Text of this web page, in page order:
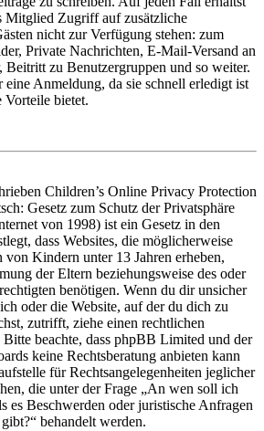
Mitglied Zugriff auf zusätzliche
nicht zur Verfügung stehen: zum
Private Nachrichten, E-Mail-Versand an
Beitritt zu Benutzergruppen und so weiter.
Anmeldung, da sie schnell erledigt ist
Vorteile bietet.
Children’s Online Privacy Protection
Gesetz zum Schutz der Privatsphäre
von 1998) ist ein Gesetz in den
dass Websites, die möglicherweise
von Kindern unter 13 Jahren erheben,
der Eltern beziehungsweise des oder
benötigen. Wenn du dir unsicher
oder die Website, auf der du dich zu
zutrifft, ziehe einen rechtlichen
Bitte beachte, dass phpBB Limited und der
keine Rechtsberatung anbieten kann
für Rechtsangelegenheiten jeglicher
die unter der Frage „An wen soll ich
es Beschwerden oder juristische Anfragen
behandelt werden.